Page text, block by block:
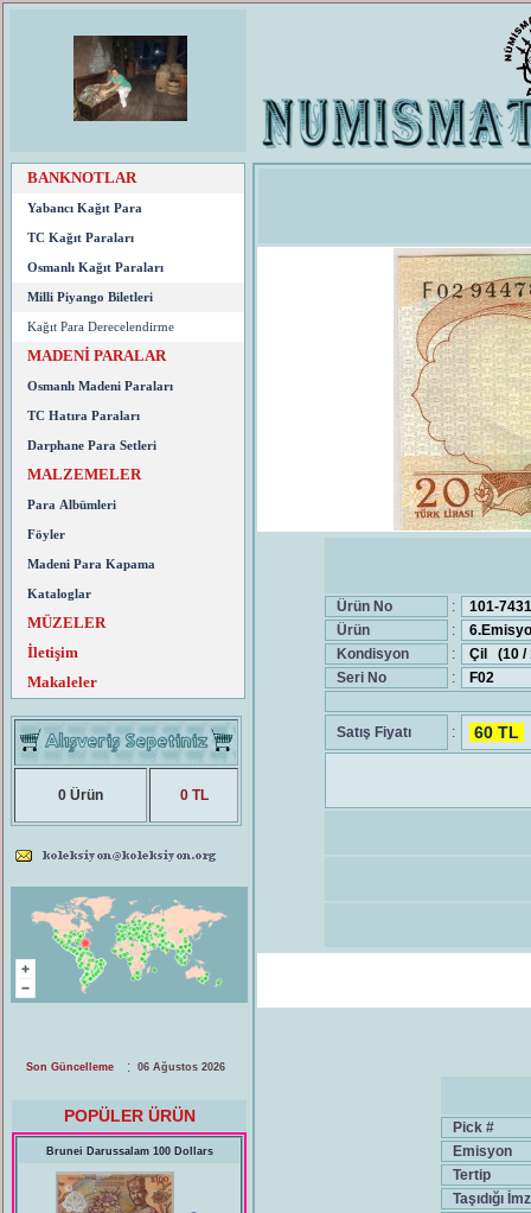
BANKNOTLAR
Yabancı Kağıt Para
TC Kağıt Paraları
Osmanlı Kağıt Paraları
Milli Piyango Biletleri
Kağıt Para Derecelendirme
MADENİ PARALAR
Osmanlı Madeni Paraları
TC Hatıra Paraları
Darphane Para Setleri
MALZEMELER
Para Albümleri
Föyler
Madeni Para Kapama
Kataloglar
MÜZELER
İletişim
Makaleler
0 Ürün 0 TL
Son Güncelleme : 06 Ağustos 2026
POPÜLER ÜRÜN
Brunei Darussalam 100 Dollars
Ürün No :
101-7431
Ürün
:
Kondisyon
:
Çil (10
Seri No
: F02
Satış Fiyatı : 60 TL
Pick #
Emisyon
Tertip
Taşıdığı